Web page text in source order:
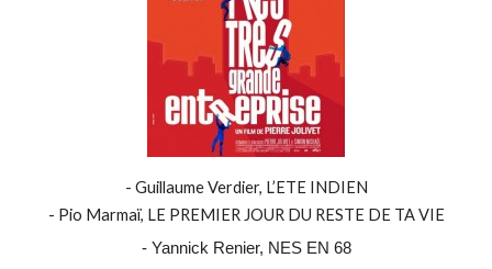
- Guillaume Verdier, L’ETE INDIEN
- Pio Marmaï, LE PREMIER JOUR DU RESTE DE TA VIE
- Yannick Renier, NES EN 68